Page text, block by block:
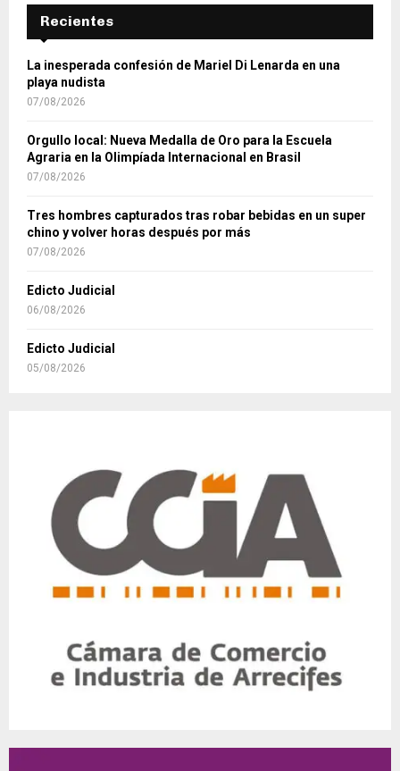
Recientes
La inesperada confesión de Mariel Di Lenarda en una
playa nudista
07/08/2026
Orgullo local: Nueva Medalla de Oro para la Escuela
Agraria en la Olimpíada Internacional en Brasil
07/08/2026
Tres hombres capturados tras robar bebidas en un super
chino y volver horas después por más
07/08/2026
Edicto Judicial
06/08/2026
Edicto Judicial
05/08/2026